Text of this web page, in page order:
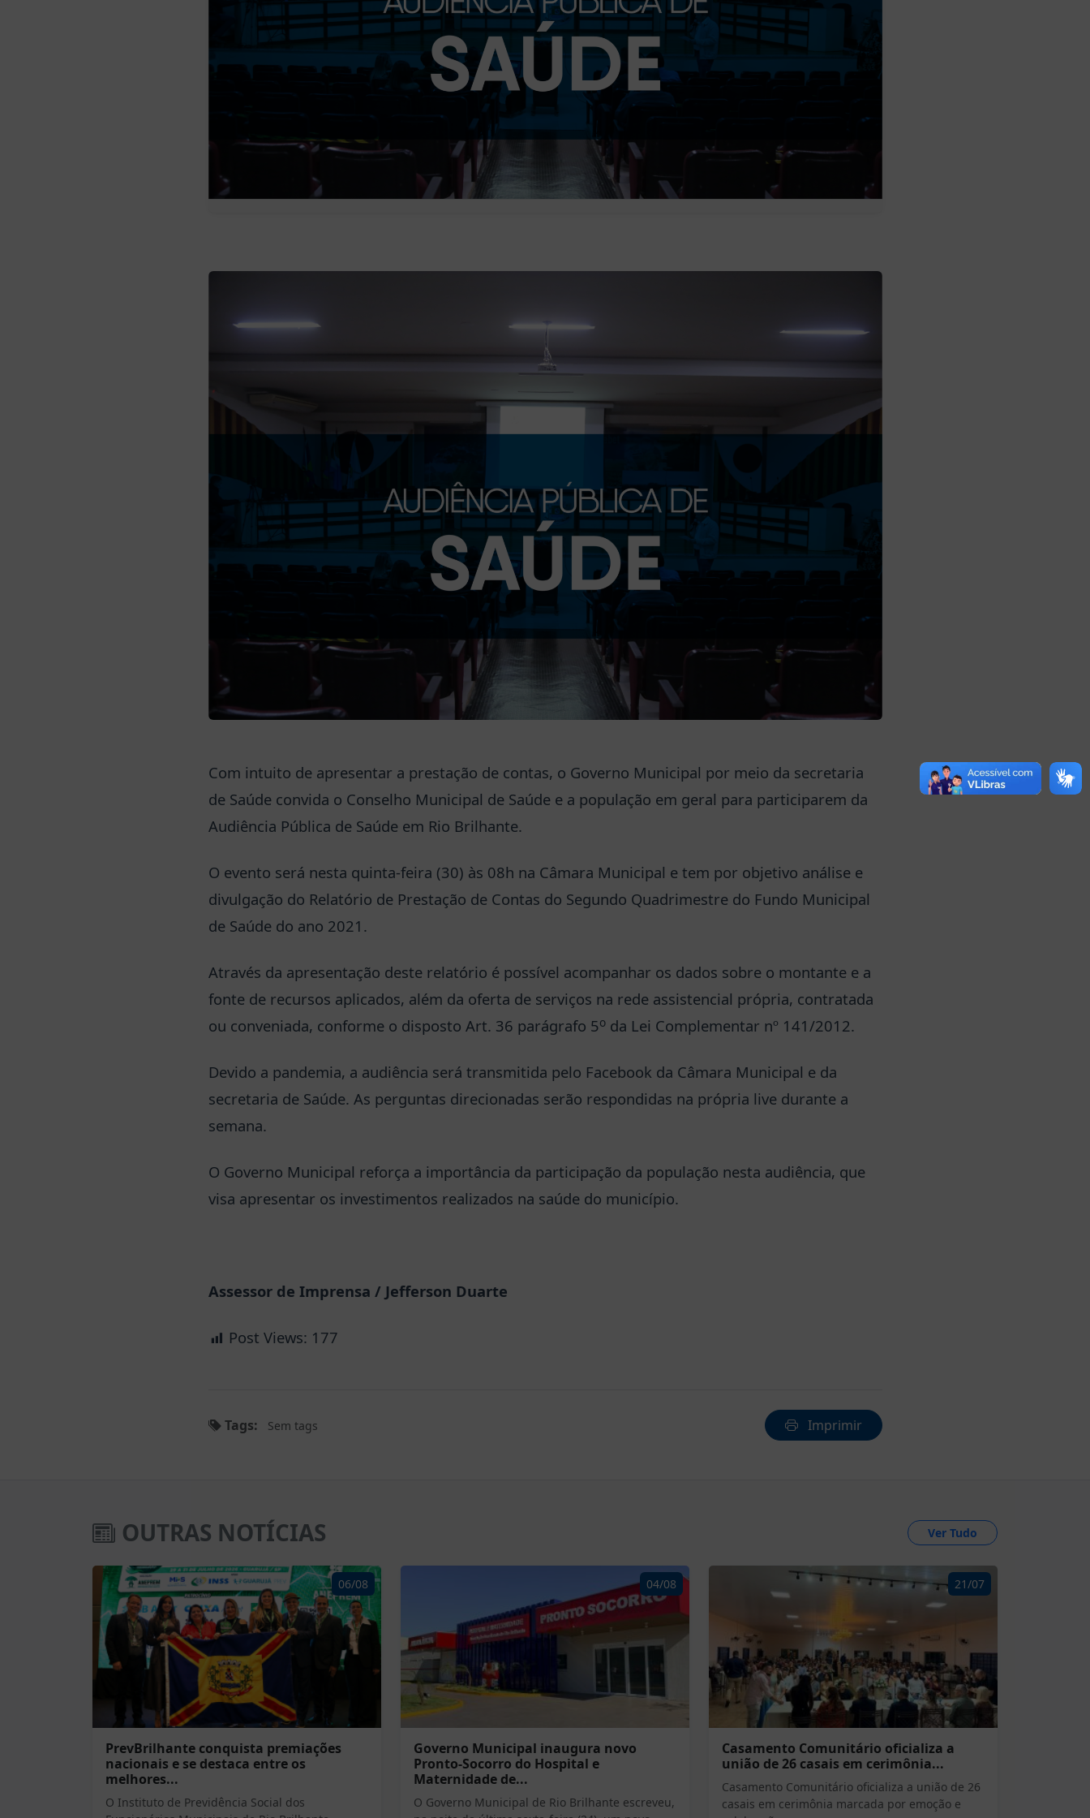
Com intuito de apresentar a prestação de contas, o Governo Municipal por meio da secretaria
de Saúde convida o Conselho Municipal de Saúde e a população em geral para participarem da
Audiência Pública de Saúde em Rio Brilhante.
O evento será nesta quinta-feira (30) às 08h na Câmara Municipal e tem por objetivo análise e
divulgação do Relatório de Prestação de Contas do Segundo Quadrimestre do Fundo Municipal
de Saúde do ano 2021.
Através da apresentação deste relatório é possível acompanhar os dados sobre o montante e a
fonte de recursos aplicados, além da oferta de serviços na rede assistencial própria, contratada
ou conveniada, conforme o disposto Art. 36 parágrafo 5oda Lei Complementar nº 141/2012.
Devido a pandemia, a audiência será transmitida pelo Facebook da Câmara Municipal e da
secretaria de Saúde. As perguntas direcionadas serão respondidas na própria live durante a
semana.
O Governo Municipal reforça a importância da participação da população nesta audiência, que
visa apresentar os investimentos realizados na saúde do município.
Assessor de Imprensa / Jefferson Duarte
Post Views: 177
Tags: Sem tags Imprimir
OUTRAS NOTÍCIAS Ver Tudo
06/08
PrevBrilhante conquista premiações
nacionais e se destaca entre os
melhores...
O Instituto de Previdência Social dos
04/08
Governo Municipal inaugura novo
Pronto-Socorro do Hospital e
Maternidade de...
O Governo Municipal de Rio Brilhante escreveu,
21/07
Casamento Comunitário oficializa a
união de 26 casais em cerimônia...
Casamento Comunitário oficializa a união de 26
casais em cerimônia marcada por emoção e